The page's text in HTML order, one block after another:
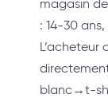
magasin
: 14-30
blanc→t-